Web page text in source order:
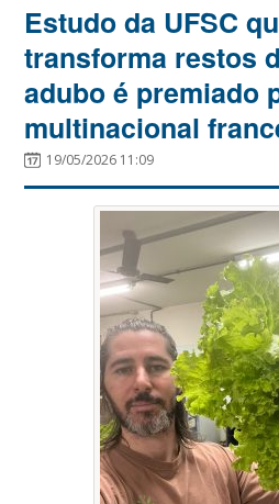
Estudo da UFSC
transforma restos
adubo é premiado
multinacional
19/05/2026 11:09